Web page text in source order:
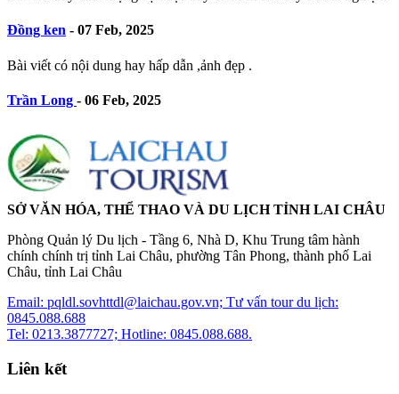
Đồng ken - 07 Feb, 2025
Bài viết có nội dung hay hấp dẫn ,ảnh đẹp .
Trần Long - 06 Feb, 2025
SỞ VĂN HÓA, THỂ THAO VÀ DU LỊCH TỈNH LAI CHÂU
Phòng Quản lý Du lịch - Tầng 6, Nhà D, Khu Trung tâm hành
chính chính trị tỉnh Lai Châu, phường Tân Phong, thành phố Lai
Châu, tỉnh Lai Châu
Email: pqldl.sovhttdl@laichau.gov.vn; Tư vấn tour du lịch:
0845.088.688
Tel: 0213.3877727; Hotline: 0845.088.688.
Liên kết